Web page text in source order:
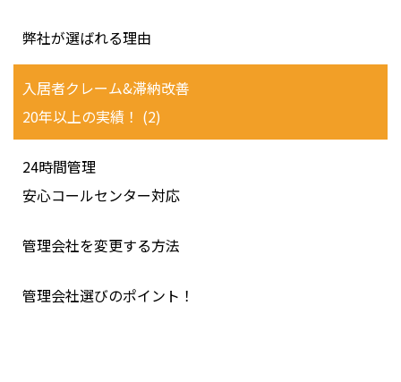
弊社が選ばれる理由
入居者クレーム&滞納改善
20年以上の実績！ (2)
24時間管理
安心コールセンター対応
管理会社を変更する方法
管理会社選びのポイント！